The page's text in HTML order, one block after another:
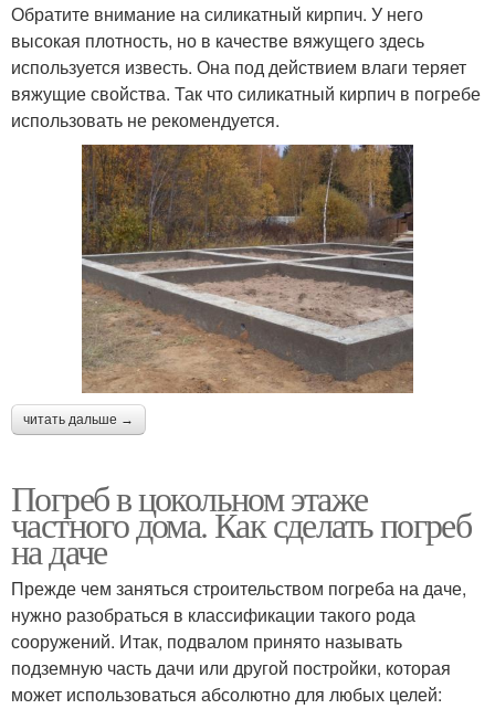
Обратите внимание на силикатный кирпич. У него
высокая плотность, но в качестве вяжущего здесь
используется известь. Она под действием влаги теряет
вяжущие свойства. Так что силикатный кирпич в погребе
использовать не рекомендуется.
читать дальше →
Погреб в цокольном этаже
частного дома. Как сделать погреб
на даче
Прежде чем заняться строительством погреба на даче,
нужно разобраться в классификации такого рода
сооружений. Итак, подвалом принято называть
подземную часть дачи или другой постройки, которая
может использоваться абсолютно для любых целей: